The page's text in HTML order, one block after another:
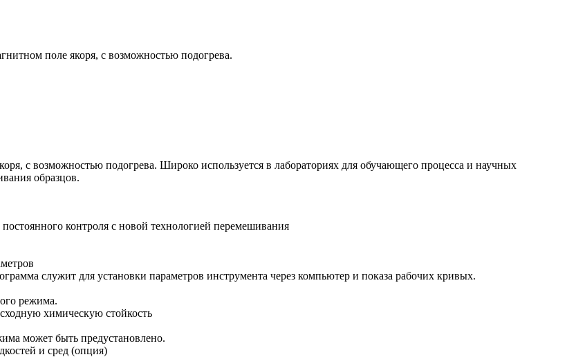
поле якоря, с возможностью подогрева.
с возможностью подогрева. Широко используется в лабораториях для обучающего процесса и научных
образцов.
контроля с новой технологией перемешивания
служит для установки параметров инструмента через компьютер и показа рабочих кривых.
режима.
химическую стойкость
может быть предустановлено.
и сред (опция)